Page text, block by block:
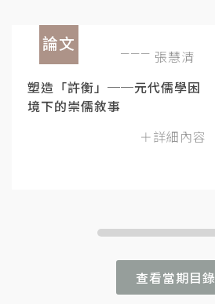
論文
張慧清
塑造「許衡」──元代儒學困
境下的崇儒敘事
＋詳細內容
查看當期目錄